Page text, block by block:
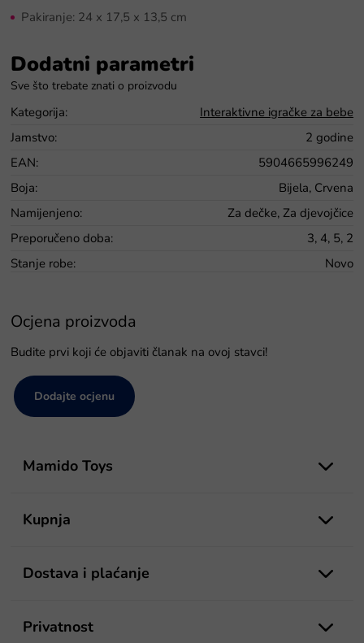
Pakiranje: 24 x 17,5 x 13,5 cm
Dodatni parametri
Kategorija:
Interaktivne igračke za bebe
Jamstvo:
2 godine
EAN:
5904665996249
Boja:
Bijela, Crvena
Namijenjeno:
Za dečke, Za djevojčice
Preporučeno doba:
3, 4, 5, 2
Stanje robe: Novo
Ocjena proizvoda
Budite prvi koji će objaviti članak na ovoj stavci!
Dodajte ocjenu
Mamido Toys
Kupnja
Dostava i plaćanje
Privatnost